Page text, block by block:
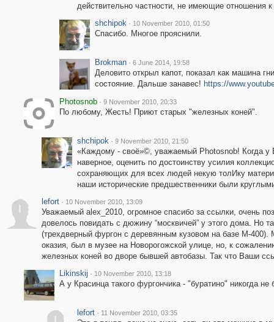
действительно частности, не имеющие отношения
shchipok · 10 November 2010, 01:50
Спасибо. Многое прояснили.
Brokman · 6 June 2014, 19:58
Деловито открыл капот, показал как машина
состояние. Дальше занавес! https://
Photosnob · 9 November 2010, 20:33
По любому, Жесть! Приют старых "железных коней".
shchipok · 9 November 2010, 21:50
«Каждому - своё»©, уважаемый Photosnob! Когда у
наверное, оценить по достоинству усилия
сохраняющих для всех людей некую толИку
наши исторические предшественники были
lefort · 10 November 2010, 13:09
Уважаемый alex_2010, огромное спасибо за ссылки, очень
довелось повидать с дюжину “москвичей” у этого дома. Но
(трехдверный фургон с деревянным кузовом на базе М-
оказия, был в музее на Новорогожской улице, но, к
железных коней во дворе бывшей автобазы. Так что Ваши
Likinskij · 10 November 2010, 13:18
А у Красинца такого фургончика - "буратино" никогда не
lefort · 11 November 2010, 03:35